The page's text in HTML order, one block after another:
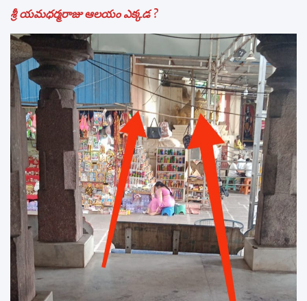
శ్రీ యమధర్మరాజు ఆలయం ఎక్కడ ?